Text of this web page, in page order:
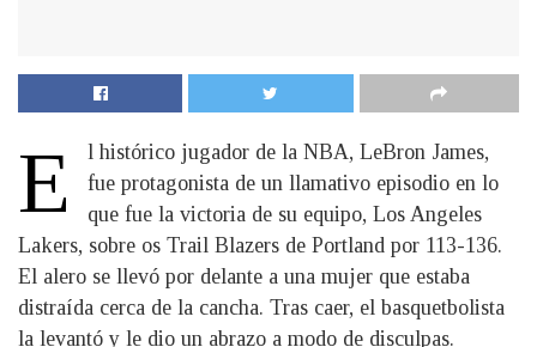
E
l histórico jugador de la NBA, LeBron James,
fue protagonista de un llamativo episodio en lo
que fue la victoria de su equipo, Los Angeles
Lakers, sobre os Trail Blazers de Portland por 113-136.
El alero se llevó por delante a una mujer que estaba
distraída cerca de la cancha. Tras caer, el basquetbolista
la levantó y le dio un abrazo a modo de disculpas.